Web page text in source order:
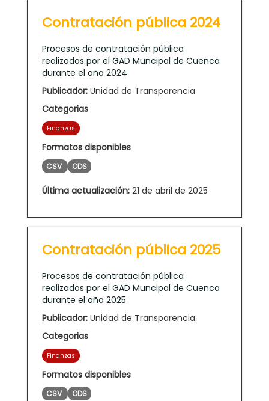
Contratación pública 2024
Procesos de contratación pública
realizados por el GAD Muncipal de Cuenca
durante el año 2024
Publicador: Unidad de Transparencia
Categorias
Finanzas
Formatos disponibles
CSV ODS
Última actualización: 21 de abril de 2025
Contratación pública 2025
Procesos de contratación pública
realizados por el GAD Muncipal de Cuenca
durante el año 2025
Publicador: Unidad de Transparencia
Categorias
Finanzas
Formatos disponibles
CSV ODS